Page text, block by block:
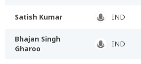
Satish Kumar IND
Bhajan Singh
Gharoo
IND